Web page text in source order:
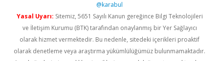
@karabul
Yasal Uyarı: Sitemiz, 5651 Sayılı Kanun gereğince Bilgi Teknolojileri
ve İletişim Kurumu (BTK) tarafından onaylanmış bir Yer Sağlayıcı
olarak hizmet vermektedir. Bu nedenle, sitedeki içerikleri proaktif
olarak denetleme veya araştırma yükümlülüğümüz bulunmamaktadır.